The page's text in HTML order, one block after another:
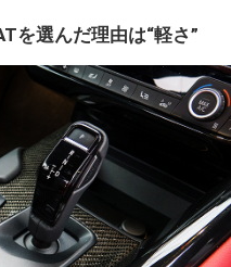
を選んだ理由は“軽さ”